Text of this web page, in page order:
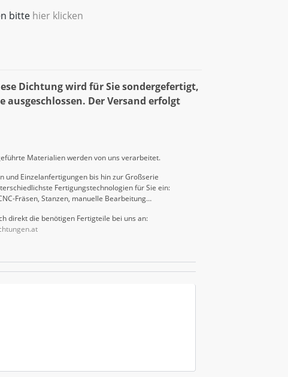
bitte hier klicken
Dichtung wird für Sie sondergefertigt,
ausgeschlossen. Der Versand erfolgt
Materialien werden von uns verarbeitet.
und Einzelanfertigungen bis hin zur Großserie
Fertigungstechnologien für Sie ein:
Fräsen, Stanzen, manuelle Bearbeitung…
direkt die benötigen Fertigteile bei uns an: